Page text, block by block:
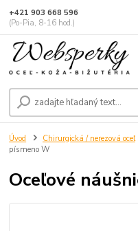
+421 903 668 596
(Po-Pia, 8-16 hod.)
Úvod Chirurgická / nerezová oceľ
písmeno W
Oceľové